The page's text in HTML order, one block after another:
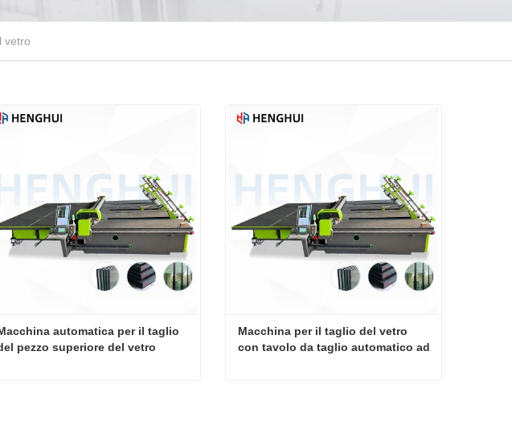
vetro
automatica per il taglio
pezzo superiore del vetro
Macchina per il taglio del vetro
con tavolo da taglio automatico ad